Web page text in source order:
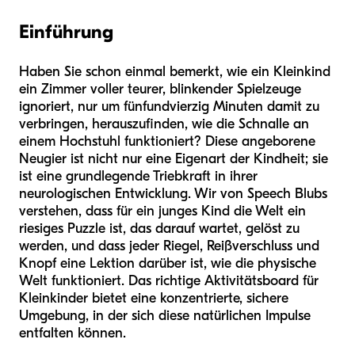
Einführung
Haben Sie schon einmal bemerkt, wie ein Kleinkind
ein Zimmer voller teurer, blinkender Spielzeuge
ignoriert, nur um fünfundvierzig Minuten damit zu
verbringen, herauszufinden, wie die Schnalle an
einem Hochstuhl funktioniert? Diese angeborene
Neugier ist nicht nur eine Eigenart der Kindheit; sie
ist eine grundlegende Triebkraft in ihrer
neurologischen Entwicklung. Wir von Speech Blubs
verstehen, dass für ein junges Kind die Welt ein
riesiges Puzzle ist, das darauf wartet, gelöst zu
werden, und dass jeder Riegel, Reißverschluss und
Knopf eine Lektion darüber ist, wie die physische
Welt funktioniert. Das richtige Aktivitätsboard für
Kleinkinder bietet eine konzentrierte, sichere
Umgebung, in der sich diese natürlichen Impulse
entfalten können.